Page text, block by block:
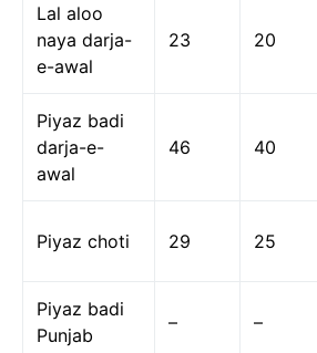
Lal aloo
naya darja-
e-awal
23 20
Piyaz badi
darja-e-
awal
46 40
Piyaz choti 29 25
Piyaz badi
Punjab
– –